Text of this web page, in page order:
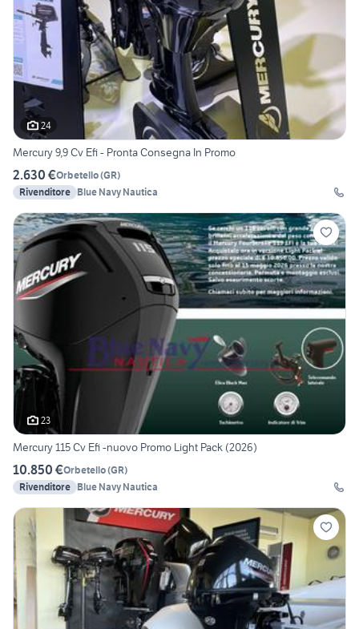
24
Mercury 9,9 Cv Efi - Pronta Consegna In Promo
2.630 €Orbetello(GR)
Rivenditore Blue Navy Nautica
23
Mercury 115 Cv Efi -nuovo Promo Light Pack (2026)
10.850 €Orbetello(GR)
Rivenditore Blue Navy Nautica